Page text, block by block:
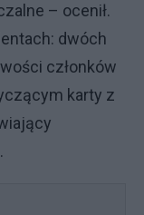
– ocenił.
dwóch
członków
karty z